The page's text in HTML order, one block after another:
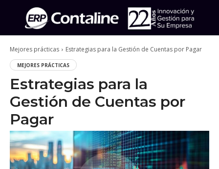
Mejores prácticas Estrategias para la Gestión de Cuentas por Pagar
MEJORES PRÁCTICAS
Estrategias para la
Gestión de Cuentas por
Pagar